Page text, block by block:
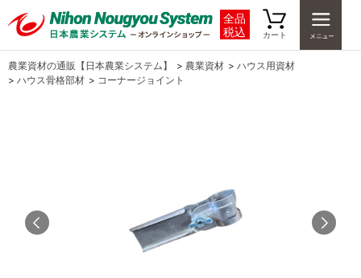
全品
税込
カート
農業資材の通販【日本農業システム】 > 農業資材 > ハウス用資材
> ハウス骨格部材 > コーナージョイント